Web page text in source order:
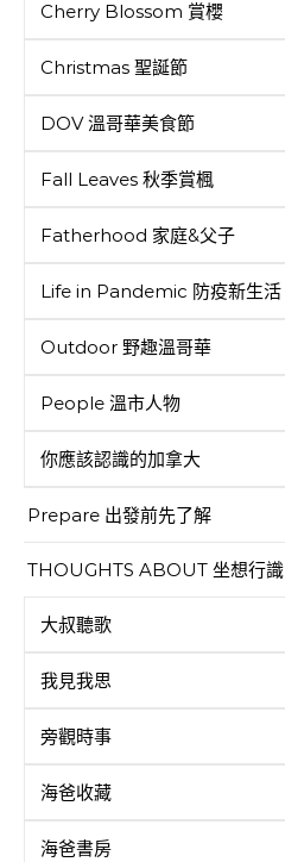
Cherry Blossom 賞櫻
Christmas 聖誕節
DOV 溫哥華美食節
Fall Leaves 秋季賞楓
Fatherhood 家庭&父子
Life in Pandemic 防疫新生活
Outdoor 野趣溫哥華
People 溫市人物
你應該認識的加拿大
Prepare 出發前先了解
THOUGHTS ABOUT 坐想行識
大叔聽歌
我見我思
旁觀時事
海爸收藏
海爸書房